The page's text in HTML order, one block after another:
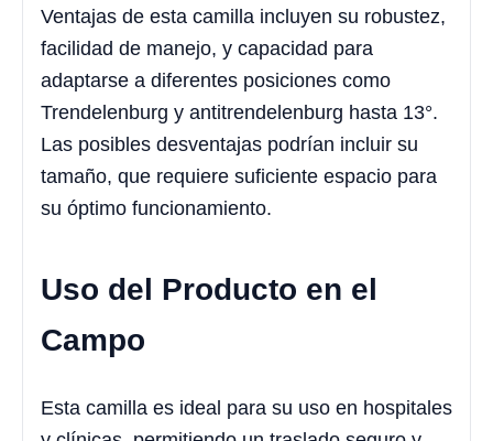
Ventajas de esta camilla incluyen su robustez,
facilidad de manejo, y capacidad para
adaptarse a diferentes posiciones como
Trendelenburg y antitrendelenburg hasta 13°.
Las posibles desventajas podrían incluir su
tamaño, que requiere suficiente espacio para
su óptimo funcionamiento.
Uso del Producto en el
Campo
Esta camilla es ideal para su uso en hospitales